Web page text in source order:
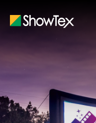
项目
知识中心